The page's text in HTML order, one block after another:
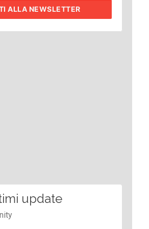
ALLA NEWSLETTER
update